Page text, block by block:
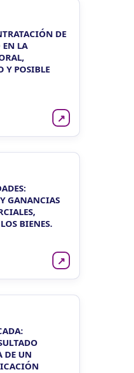
DE
EN LA
Y POSIBLE
↗
GANANCIAS
BIENES.
↗
DE UN